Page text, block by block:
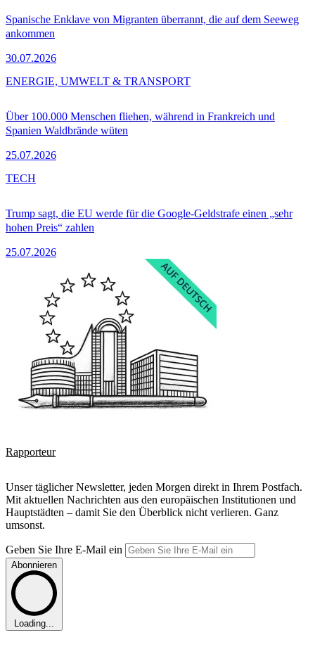
Spanische Enklave von Migranten überrannt, die auf dem Seeweg
ankommen
30.07.2026
Über 100.000 Menschen fliehen, während in Frankreich und
Spanien Waldbrände wüten
25.07.2026
ENERGIE, UMWELT & TRANSPORT
Trump sagt, die EU werde für die Google-Geldstrafe einen „sehr
hohen Preis“ zahlen
25.07.2026
TECH
Rapporteur
Unser täglicher Newsletter, jeden Morgen direkt in Ihrem Postfach.
Mit aktuellen Nachrichten aus den europäischen Institutionen und
Hauptstädten – damit Sie den Überblick nicht verlieren. Ganz
umsonst.
Geben Sie Ihre E-Mail ein
Abonnieren
Loading...